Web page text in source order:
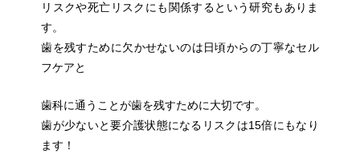
リスクや死亡リスクにも関係すると いう研究もありま
す。
歯を残すために欠かせないのは日頃からの丁寧なセル
フケアと
歯科に通うことが歯を残すために大切です。
歯が少ないと要介護状態になるリスクは15倍にもなり
ます！